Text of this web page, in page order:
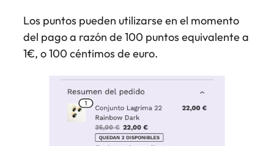
Los puntos pueden utilizarse en el momento
del pago a razón de 100 puntos equivalente a
1€, o 100 céntimos de euro.